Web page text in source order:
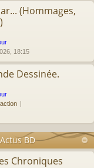
(Hommages,
18:15
Dessinée.
BD
Chroniques